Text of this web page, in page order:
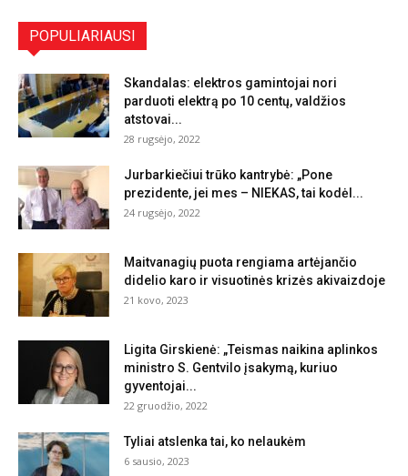
POPULIARIAUSI
Skandalas: elektros gamintojai nori
parduoti elektrą po 10 centų, valdžios
atstovai...
28 rugsėjo, 2022
Jurbarkiečiui trūko kantrybė: „Pone
prezidente, jei mes – NIEKAS, tai kodėl...
24 rugsėjo, 2022
Maitvanagių puota rengiama artėjančio
didelio karo ir visuotinės krizės akivaizdoje
21 kovo, 2023
Ligita Girskienė: „Teismas naikina aplinkos
ministro S. Gentvilo įsakymą, kuriuo
gyventojai...
22 gruodžio, 2022
Tyliai atslenka tai, ko nelaukėm
6 sausio, 2023